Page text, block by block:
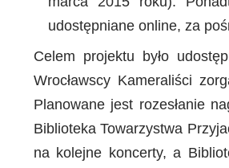
udostępniane online, za
Celem projektu było
Wrocławscy Kameraliści
Planowane jest rozesłanie
Biblioteka Towarzystwa
na kolejne koncerty, a